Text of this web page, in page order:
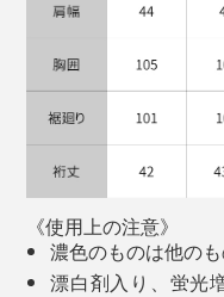
現代人が、最も少な
過ごせるための『道
たが、まさしく！
そして、それを具現化
の高さにも敬服。石
たいてほしいです。
《使用上の注意》
濃色のものは他の
漂白剤入り、蛍光